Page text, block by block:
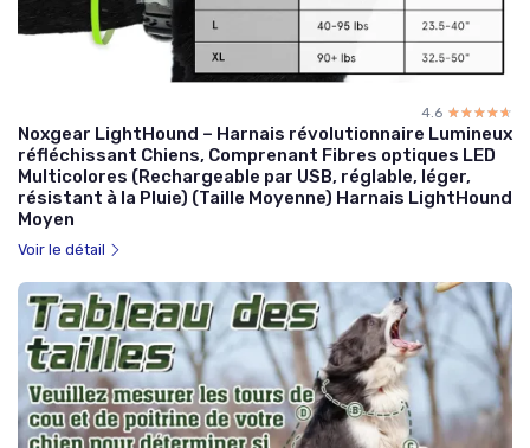
4.6 ☆☆☆☆☆
★★★★★
Noxgear LightHound – Harnais révolutionnaire Lumineux
réfléchissant Chiens, Comprenant Fibres optiques LED
Multicolores (Rechargeable par USB, réglable, léger,
résistant à la Pluie) (Taille Moyenne) Harnais LightHound
Moyen
Voir le détail